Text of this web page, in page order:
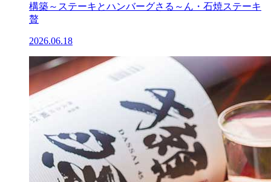
構築～ステーキとハンバーグさる～ん・石焼ステーキ
贅
2026.06.18